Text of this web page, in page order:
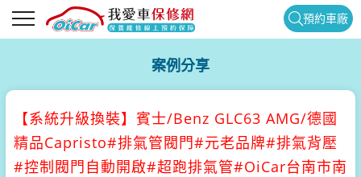
預約車廠
案例分享
【系統升級換裝】 賓士/Benz GLC63 AMG/德國
精品Capristo#排氣管閥門#元老品牌#排氣背壓
#控制閥門自動開啟#超跑排氣管#OiCar台南市南